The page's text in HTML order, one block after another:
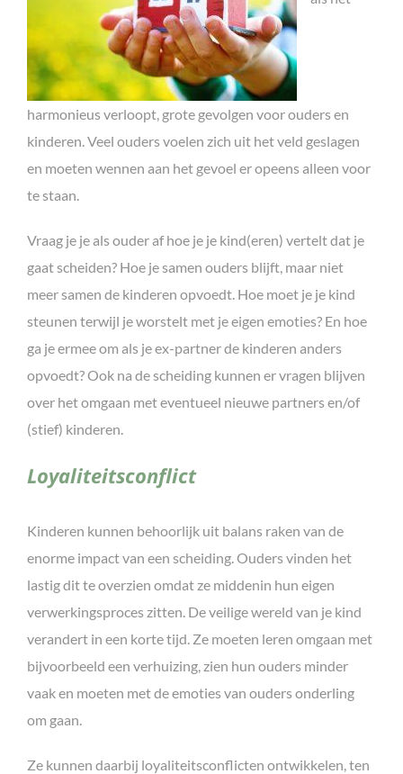
harmonieus verloopt, grote gevolgen voor ouders en
kinderen. Veel ouders voelen zich uit het veld geslagen
en moeten wennen aan het gevoel er opeens alleen voor
te staan.
Vraag je je als ouder af hoe je je kind(eren) vertelt dat je
gaat scheiden? Hoe je samen ouders blijft, maar niet
meer samen de kinderen opvoedt. Hoe moet je je kind
steunen terwijl je worstelt met je eigen emoties? En hoe
ga je ermee om als je ex-partner de kinderen anders
opvoedt? Ook na de scheiding kunnen er vragen blijven
over het omgaan met eventueel nieuwe partners en/of
(stief) kinderen.
Loyaliteitsconflict
Kinderen kunnen behoorlijk uit balans raken van de
enorme impact van een scheiding. Ouders vinden het
lastig dit te overzien omdat ze middenin hun eigen
verwerkingsproces zitten. De veilige wereld van je kind
verandert in een korte tijd. Ze moeten leren omgaan met
bijvoorbeeld een verhuizing, zien hun ouders minder
vaak en moeten met de emoties van ouders onderling
om gaan.
Ze kunnen daarbij loyaliteitsconflicten ontwikkelen, ten